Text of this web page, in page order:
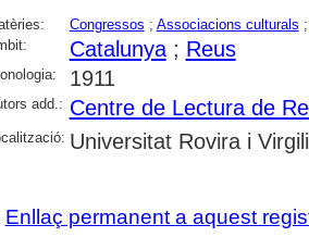
Congressos ; Associacions culturals
Catalunya; Reus
1911
add.: Centre de Lectura de
Universitat Rovira i Virgili
Enllaç permanent a aquest